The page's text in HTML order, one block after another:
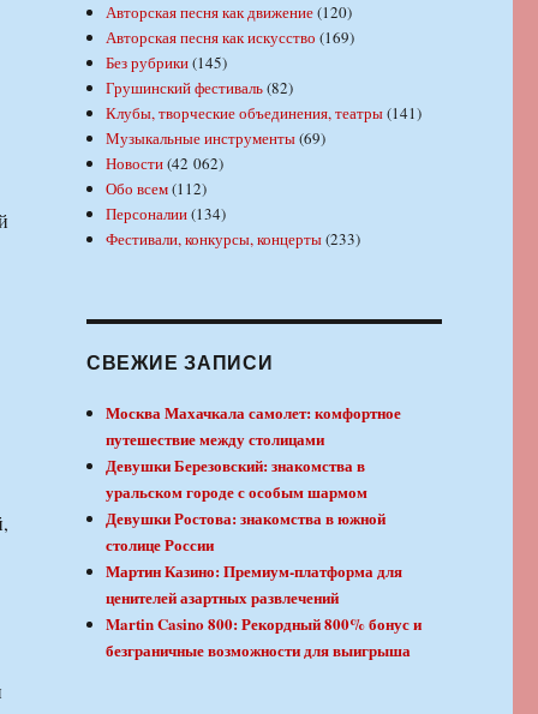
Авторская песня как движение(120)
Авторская песня как искусство (169)
Без рубрики(145)
Грушинский фестиваль(82)
Клубы, творческие объединения, театры(141)
Музыкальные инструменты(69)
Новости(42 062)
Обо всем(112)
Персоналии(134)
Фестивали, конкурсы, концерты(233)
СВЕЖИЕ ЗАПИСИ
Москва Махачкала самолет: комфортное
путешествие между столицами
Девушки Березовский: знакомства в
уральском городе с особым шармом
Девушки Ростова: знакомства в южной
столице России
Мартин Казино: Премиум-платформа для
ценителей азартных развлечений
Martin Casino 800: Рекордный 800% бонус и
безграничные возможности для выигрыша